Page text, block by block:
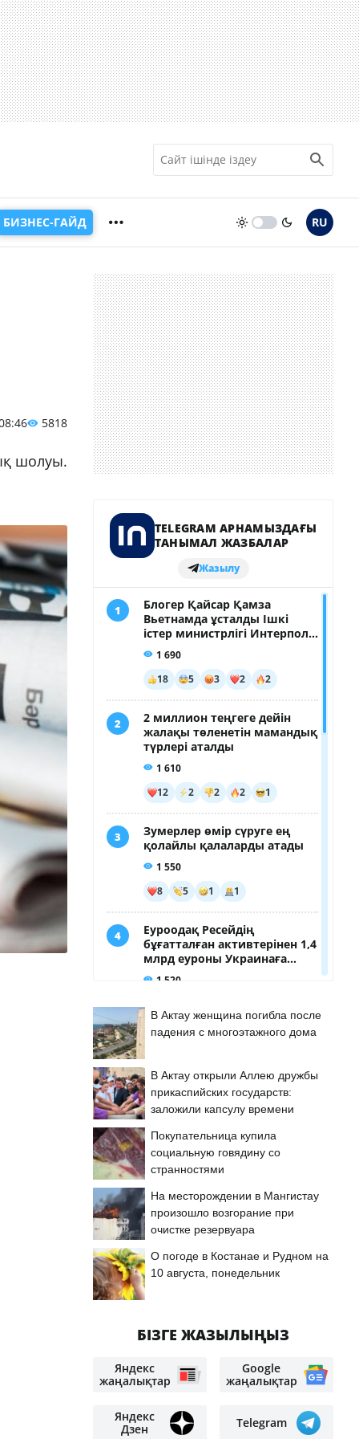
БИЗНЕС-ГАЙД RU
5818
шолуы.
В Актау женщина погибла после
падения с многоэтажного дома
В Актау открыли Аллею дружбы
прикаспийских государств:
заложили капсулу времени
Покупательница купила
социальную говядину со
странностями
На месторождении в Мангистау
произошло возгорание при
очистке резервуара
О погоде в Костанае и Рудном на
10 августа, понедельник
БІЗГЕ ЖАЗЫЛЫҢЫЗ
Яндекс
жаңалықтар
Google
жаңалықтар
Яндекс
Дзен
Telegram